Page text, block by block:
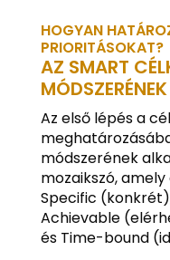
HOGYAN
PRIORITÁSOKAT?
AZ SMART
Az első lépés a
módszerének
mozaikszó,
Specific
Achievable
és Time-bound